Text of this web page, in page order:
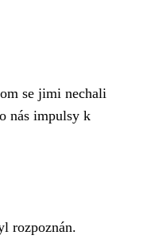
se jimi nechali
nás impulsy k
rozpoznán.